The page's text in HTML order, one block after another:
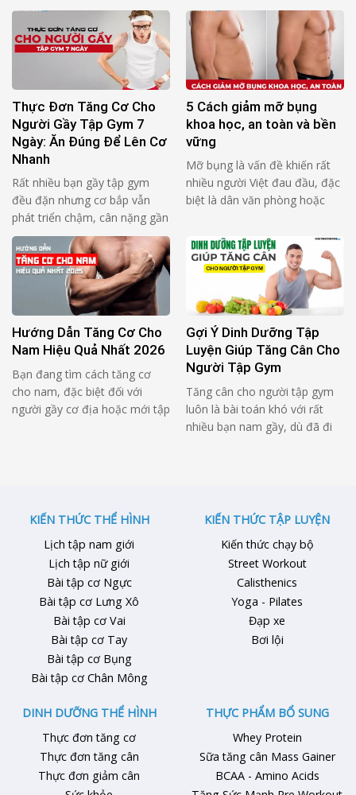
cơ lên chậm. Lý do thường
không nằm ở “thiếu bài lạ”, mà
nằm ở 3 thứ rất cơ bản: Bạn
ăn thiếu protein so với cơ thể
của bạn Bạn dồn protein vào
“thiếu chăm”, mà nằm ở rep
không tạo đủ lực lên cơ mục
tiêu trong đủ thời gian. Bạn
thấy mệt, thấy nặng, nhưng cơ
không “nhận bài”. 4 câu hỏi tự
Thực Đơn Tăng Cơ Cho
Người Gầy Tập Gym 7
Ngày: Ăn Đúng Để Lên Cơ
Nhanh
Rất nhiều bạn gầy tập gym
đều đặn nhưng cơ bắp vẫn
phát triển chậm, cân nặng gần
như không thay đổi. Nguyên
nhân phổ biến không nằm ở
việc tập sai, mà đến từ chế độ
ăn chưa đủ và chưa đúng. Một
thực đơn tăng cơ cho người
gầy tập gym 7 ngày …
5 Cách giảm mỡ bụng
khoa học, an toàn và bền
vững
Mỡ bụng là vấn đề khiến rất
nhiều người Việt đau đầu, đặc
biệt là dân văn phòng hoặc
nhưng không thành công.
Không ít người tập bụng mỗi
ngày, ăn kiêng cực đoan hoặc
thử nhiều phương pháp truyền
miệng nhưng vòng eo vẫn
không cải thiện. Nguyên nhân
…
Hướng Dẫn Tăng Cơ Cho
Nam Hiệu Quả Nhất 2026
Bạn đang tìm cách tăng cơ
cho nam, đặc biệt đối với
người gầy cơ địa hoặc mới tập
1. Tại Sao Nam …
Gợi Ý Dinh Dưỡng Tập
Luyện Giúp Tăng Cân Cho
Người Tập Gym
Tăng cân cho người tập gym
luôn là bài toán khó với rất
nhiều bạn nam gầy, dù đã đi
thiện rõ rệt khiến không ít
người nản chí. Bài viết …
KIẾN THỨC THỂ HÌNH
Lịch tập nam giới
Lịch tập nữ giới
Bài tập cơ Ngực
Bài tập cơ Lưng Xô
Bài tập cơ Vai
Bài tập cơ Tay
Bài tập cơ Bụng
Bài tập cơ Chân Mông
KIẾN THỨC TẬP LUYỆN
Kiến thức chạy bộ
Street Workout
Calisthenics
Yoga - Pilates
Đạp xe
Bơi lội
DINH DƯỠNG THỂ HÌNH
Thực đơn tăng cơ
Thực đơn tăng cân
Thực đơn giảm cân
THỰC PHẨM BỔ SUNG
Whey Protein
Sữa tăng cân Mass Gainer
BCAA - Amino Acids